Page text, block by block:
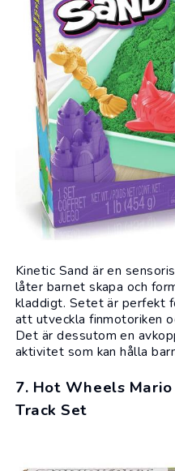
Kinetic Sand är en
låter barnet skapa och
kladdigt. Setet är perfekt
att utveckla finmotoriken
Det är dessutom en
aktivitet som kan hålla
7. Hot Wheels
Track Set